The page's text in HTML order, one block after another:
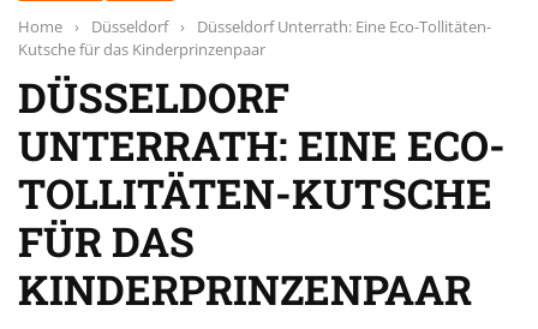
Home › Düsseldorf ›
Düsseldorf Unterrath: Eine Eco-Tollitäten-
Kutsche für das Kinderprinzenpaar
DÜSSELDORF
UNTERRATH: EINE ECO-
TOLLITÄTEN-KUTSCHE
FÜR DAS
KINDERPRINZENPAAR